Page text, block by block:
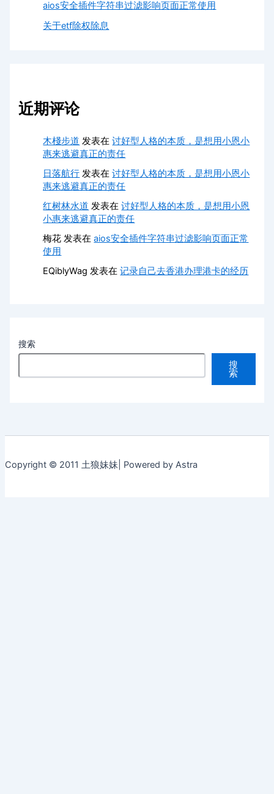
aios安全插件字符串过滤影响页面正常使用
关于etf除权除息
近期评论
木棧步道 发表在讨好型人格的本质，是想用小恩小
惠来逃避真正的责任
日落航行 发表在讨好型人格的本质，是想用小恩小
惠来逃避真正的责任
红树林水道 发表在讨好型人格的本质，是想用小恩
小惠来逃避真正的责任
梅花 发表在aios安全插件字符串过滤影响页面正常
使用
EQiblyWag 发表在记录自己去香港办理港卡的经历
搜索
搜
索
Copyright © 2011 土狼妹妹| Powered by Astra